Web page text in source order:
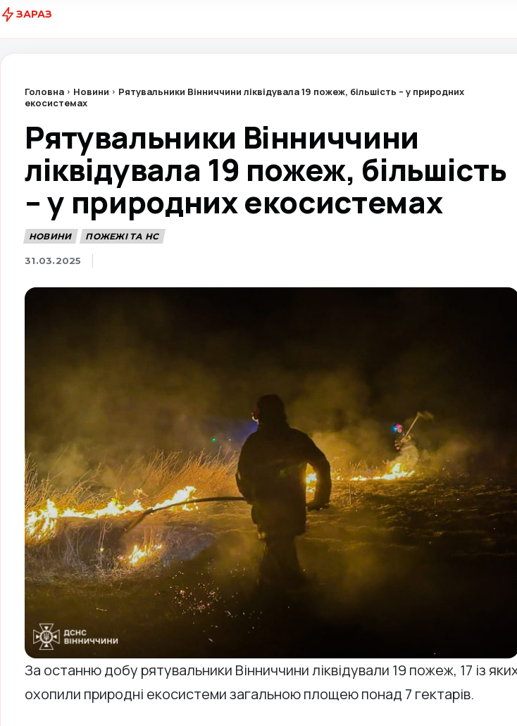
ЗАРАЗ Домашній
Головна Новини
Рятувальники Вінниччини ліквідувала 19 пожеж, більшість – у природних
екосистемах
Рятувальники Вінниччини
ліквідувала 19 пожеж, більшість
– у природних екосистемах
НОВИНИ ПОЖЕЖІ ТА НС
31.03.2025
За останню добу рятувальники Вінниччини ліквідували 19 пожеж, 17 із
охопили природні екосистеми загальною площею понад 7 гектарів.